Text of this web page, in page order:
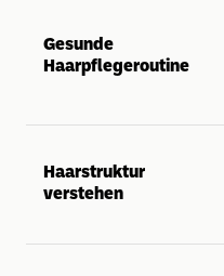
Gesunde
Haarpflegeroutine
Haarstruktur
verstehen